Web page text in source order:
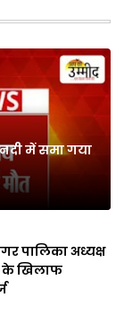
में समा गया
पालिका अध्यक्ष
के खिलाफ